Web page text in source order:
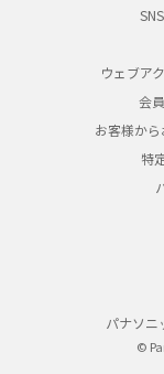
ウェブア
会
お客様か
特
パナソニ
©